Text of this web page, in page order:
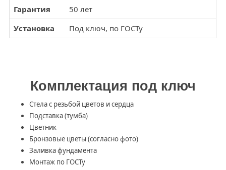
Гарантия
50 лет
Установка
Под ключ, по ГОСТу
Комплектация под ключ
Стела с резьбой цветов и сердца
Подставка (тумба)
Цветник
Бронзовые цветы (согласно фото)
Заливка фундамента
Монтаж по ГОСТу